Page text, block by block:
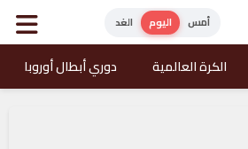
أمس اليوم الغد
الكرة العالمية دوري أبطال أوروبا